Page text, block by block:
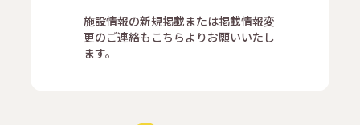
施設情報の新規掲載または掲載情報変
更のご連絡もこちらよりお願いいたし
ます。